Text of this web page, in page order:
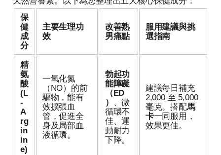
保
健
成
分
主要生理功
效
改善熟
男痛點
服用建議與挑
選指南
精
氨
酸
(L
-
A
rg
in
in
e)
一氧化氮
（NO）的前
驅物，能有
效擴張血
管，促進全
身及局部血
液循環。
勃起功
能障礙
（ED
）
、微
循環不
佳、運
動耐力
下降。
建議每日補充
2,000 至 5,000
毫克。搭配馬
卡一同服用，
效果更佳。